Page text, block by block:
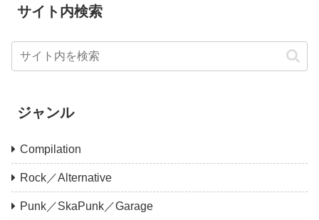
サイト内検索
ジャンル
Compilation
Rock／Alternative
Punk／SkaPunk／Garage